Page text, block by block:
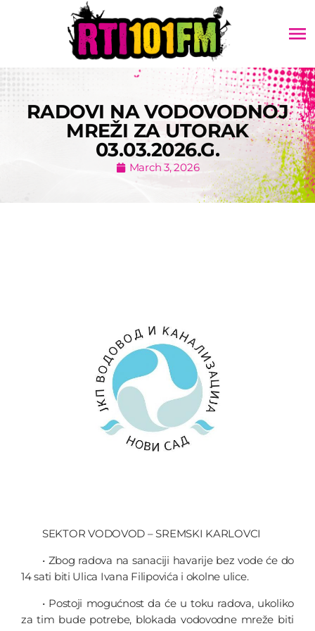
menu
RADOVI NA VODOVODNOJ
MREŽI ZA UTORAK
03.03.2026.G.
March 3, 2026
SEKTOR VODOVOD – SREMSKI KARLOVCI
• Zbog radova na sanaciji havarije bez vode će do
14 sati biti Ulica Ivana Filipovića i okolne ulice.
• Postoji mogućnost da će u toku radova, ukoliko
za tim bude potrebe, blokada vodovodne mreže biti